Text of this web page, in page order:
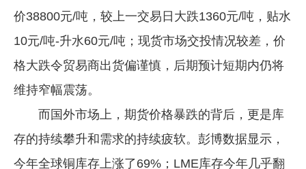
价38800元/吨，较上一交易日大跌1360元/吨，贴水
10元/吨-升水60元/吨；现货市场交投情况较差，价
格大跌令贸易商出货偏谨慎，后期预计短期内仍将
维持窄幅震荡。
而国外市场上，期货价格暴跌的背后，更是库
存的持续攀升和需求的持续疲软。彭博数据显示，
今年全球铜库存上涨了69%；LME库存今年几乎翻